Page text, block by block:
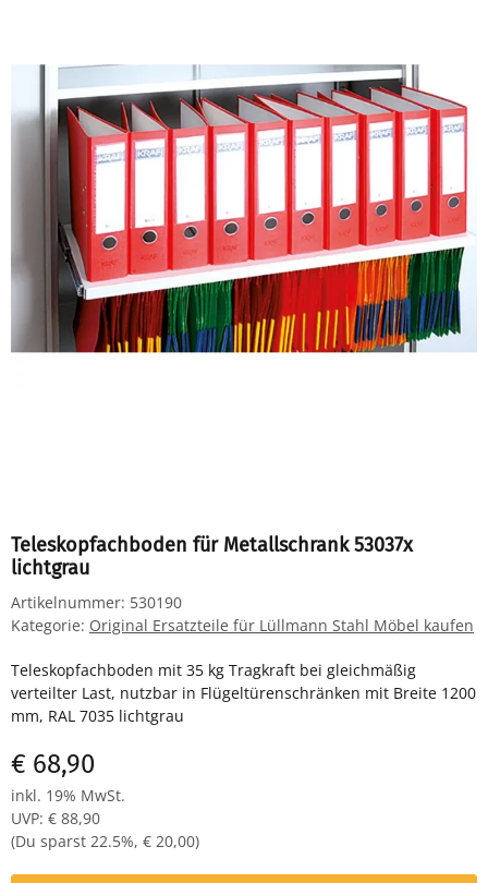
Teleskopfachboden für Metallschrank 53037x
lichtgrau
Artikelnummer: 530190
Kategorie: Original Ersatzteile für Lüllmann Stahl Möbel kaufen
Teleskopfachboden mit 35 kg Tragkraft bei gleichmäßig
verteilter Last, nutzbar in Flügeltürenschränken mit Breite 1200
mm, RAL 7035 lichtgrau
€ 68,90
inkl. 19% MwSt.
UVP: € 88,90
(Du sparst 22.5%, € 20,00)